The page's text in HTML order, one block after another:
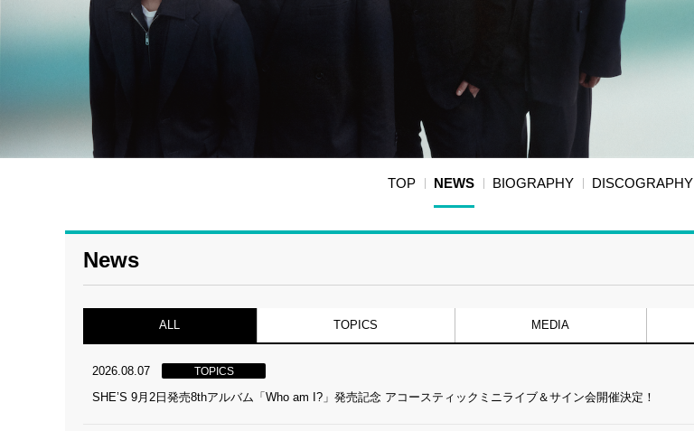
TOP NEWS BIOGRAPHY DISCOGRAPHY
News
ALL TOPICS MEDIA
2026.08.07 TOPICS
SHE’S 9月2日発売8thアルバム「Who am I?」発売記念 アコースティックミニライブ＆サイン会開催決定！